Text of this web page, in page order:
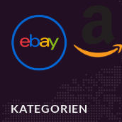
KATEGORIEN